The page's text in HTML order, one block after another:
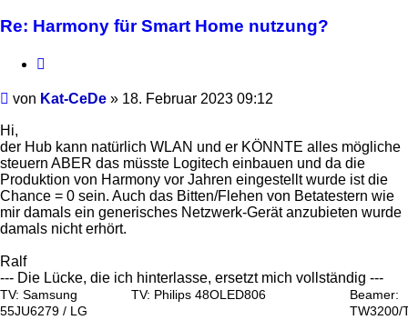
CeDe
Re: Harmony für Smart Home nutzung?
Beitrag
von Kat-CeDe » 18. Februar 2023 09:12
Hi,
der Hub kann natürlich WLAN und er KÖNNTE alles mögliche
steuern ABER das müsste Logitech einbauen und da die
Produktion von Harmony vor Jahren eingestellt wurde ist die
Chance = 0 sein. Auch das Bitten/Flehen von Betatestern wie
mir damals ein generisches Netzwerk-Gerät anzubieten wurde
damals nicht erhört.
Ralf
--- Die Lücke, die ich hinterlasse, ersetzt mich vollständig ---
TV: Samsung
55JU6279 / LG
TV: Philips 48OLED806
Beamer:
TW3200/